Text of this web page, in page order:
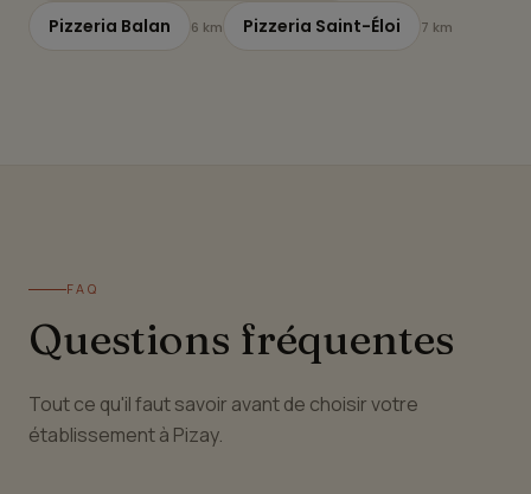
Pizzeria Balan 6 km Pizzeria Saint-Éloi 7 km
FAQ
Questions fréquentes
Tout ce qu'il faut savoir avant de choisir votre
établissement à Pizay.